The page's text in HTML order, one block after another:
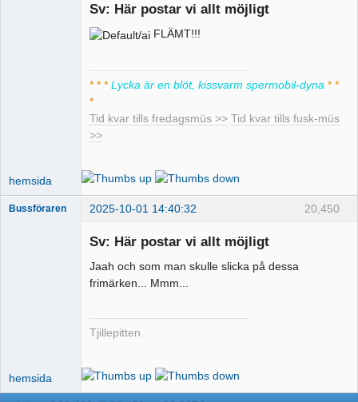
Sv: Här postar vi allt möjligt
FLÄMT!!!
* * * Lycka är en blöt, kissvarm spermobil-dyna * *
*
Tid kvar tills fredagsmüs >> Tid kvar tills fusk-müs
>>
hemsida
20,450
Bussföraren 2025-10-01 14:40:32
Sv: Här postar vi allt möjligt
Jaah och som man skulle slicka på dessa
frimärken... Mmm...
Tjillepitten
hemsida